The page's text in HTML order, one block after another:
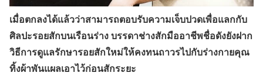
เมื่อตกลงได้แล้วว่าสามารถตอบรับความเจ็บปวดเพื่อแลกกับ
ศิลปะรอยสักบนเรือนร่าง บรรดาช่างสักมืออาชีพชื่อดังยังฝาก
วิธีการดูแลรักษารอยสักใหม่ให้คงทนถาวรไปกับร่างกายคุณ
ทิ้งผ้าพันแผลเอาไว้ก่อนสักระยะ